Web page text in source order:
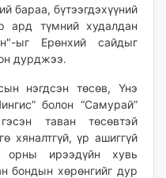
бараа, бүтээгдэхүүний
ард түмний худалдан
ыг Ерөнхий сайдыг
дурджээ.
нэгдсэн төсөв, Үнэ
болон “Самурай”
таван төсөвтэй
хяналтгүй, үр ашиггүй
орны ирээдүйн хувь
бондын хөрөнгийг дур